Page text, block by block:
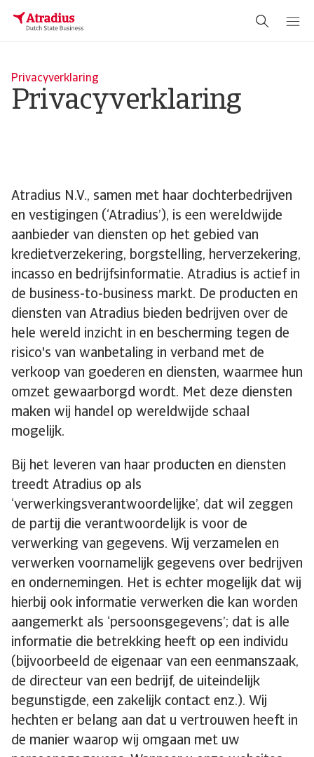
Privacyverklaring
Privacyverklaring
Atradius N.V., samen met haar dochterbedrijven
en vestigingen (‘Atradius’), is een wereldwijde
aanbieder van diensten op het gebied van
kredietverzekering, borgstelling, herverzekering,
incasso en bedrijfsinformatie. Atradius is actief in
de business-to-business markt. De producten en
diensten van Atradius bieden bedrijven over de
hele wereld inzicht in en bescherming tegen de
risico's van wanbetaling in verband met de
verkoop van goederen en diensten, waarmee hun
omzet gewaarborgd wordt. Met deze diensten
maken wij handel op wereldwijde schaal
mogelijk.
Bij het leveren van haar producten en diensten
treedt Atradius op als
‘verwerkingsverantwoordelijke’, dat wil zeggen
de partij die verantwoordelijk is voor de
verwerking van gegevens. Wij verzamelen en
verwerken voornamelijk gegevens over bedrijven
en ondernemingen. Het is echter mogelijk dat wij
hierbij ook informatie verwerken die kan worden
aangemerkt als ‘persoonsgegevens’; dat is alle
informatie die betrekking heeft op een individu
(bijvoorbeeld de eigenaar van een eenmanszaak,
de directeur van een bedrijf, de uiteindelijk
begunstigde, een zakelijk contact enz.). Wij
hechten er belang aan dat u vertrouwen heeft in
de manier waarop wij omgaan met uw